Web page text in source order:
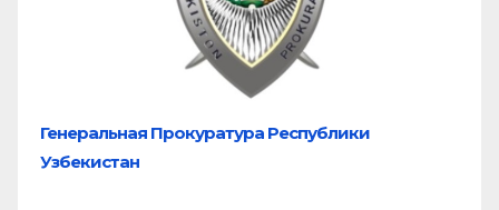
Генеральная Прокуратура Республики
Узбекистан